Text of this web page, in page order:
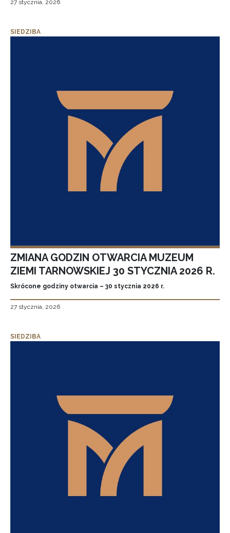
27 stycznia, 2026
SIEDZIBA
ZMIANA GODZIN OTWARCIA MUZEUM
ZIEMI TARNOWSKIEJ 30 STYCZNIA 2026 R.
Skrócone godziny otwarcia – 30 stycznia 2026 r.
27 stycznia, 2026
SIEDZIBA